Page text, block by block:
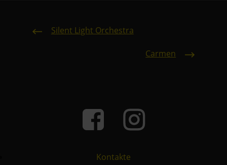
Silent Light Orchestra
Carmen
Kontakte